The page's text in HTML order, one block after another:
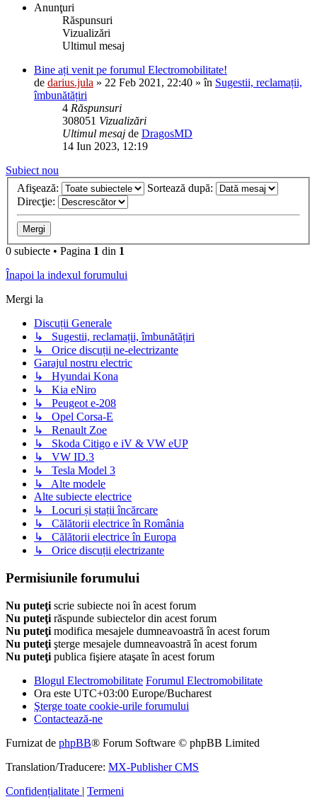
Anunţuri
Răspunsuri
Vizualizări
Ultimul mesaj
Bine ați venit pe forumul Electromobilitate!
de darius.jula » 22 Feb 2021, 22:40 » în Sugestii, reclamații,
îmbunătățiri
4 Răspunsuri
308051 Vizualizări
Ultimul mesaj de DragosMD
14 Iun 2023, 12:19
Subiect nou
Afişează:
Sortează după:
Direcţie:
0 subiecte • Pagina 1 din 1
Înapoi la indexul forumului
Mergi la
Discuții Generale
↳ Sugestii, reclamații, îmbunătățiri
↳ Orice discuții ne-electrizante
Garajul nostru electric
↳ Hyundai Kona
↳ Kia eNiro
↳ Peugeot e-208
↳ Opel Corsa-E
↳ Renault Zoe
↳ Skoda Citigo e iV & VW eUP
↳ VW ID.3
↳ Tesla Model 3
↳ Alte modele
Alte subiecte electrice
↳ Locuri și stații încărcare
↳ Călătorii electrice în România
↳ Călătorii electrice în Europa
↳ Orice discuții electrizante
Permisiunile forumului
Nu puteţi scrie subiecte noi în acest forum
Nu puteţi răspunde subiectelor din acest forum
Nu puteţi modifica mesajele dumneavoastră în acest forum
Nu puteţi şterge mesajele dumneavoastră în acest forum
Nu puteţi publica fişiere ataşate în acest forum
Blogul Electromobilitate Forumul Electromobilitate
Ora este UTC+03:00 Europe/Bucharest
Şterge toate cookie-urile forumului
Contactează-ne
Furnizat de phpBB® Forum Software © phpBB Limited
Translation/Traducere: MX-Publisher CMS
Confidențialitate | Termeni